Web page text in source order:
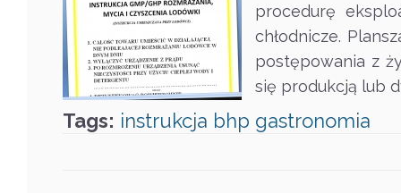
procedurę
chłodnicze.
postępowania z
się produkcją lub
Tags: instrukcja bhp gastronomia